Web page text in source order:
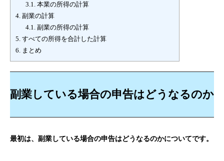
3.1.本業の所得の計算
4. 副業の計算
4.1.副業の所得の計算
5. すべての所得を合計した計算
6. まとめ
副業している場合の申告はどうなるのか
最初は、副業している場合の申告はどうなるのかについてです。